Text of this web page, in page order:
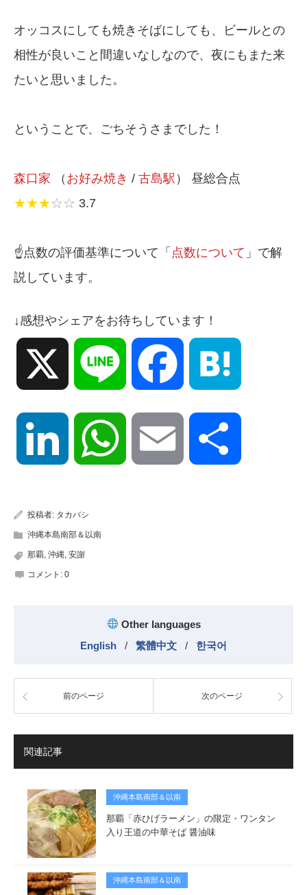
オッコスにしても焼きそばにしても、ビールとの
相性が良いこと間違いなしなので、夜にもまた来
たいと思いました。
ということで、ごちそうさまでした！
森口家 （ お好み焼き / 古島駅 ） 昼総合点
★★★☆☆ 3.7
☝️点数の評価基準について「 点数について 」で解
説しています。
↓感想やシェアをお待ちしています！
Line Facebook
LinkedIn WhatsApp Email
投稿者: タカバシ
沖縄本島南部＆以南
那覇 沖縄 安謝
コメント: 0
Other languages
English
/ 繁體中文 / 한국어
前のページ 次のページ
関連記事
沖縄本島南部＆以南
那覇「赤ひげラーメン」の限定・ワンタン
入り王道の中華そば 醤油味
沖縄本島南部＆以南